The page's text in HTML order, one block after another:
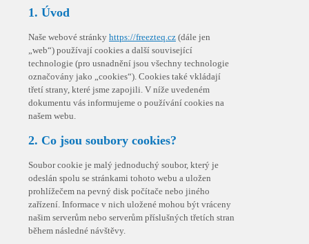
1. Úvod
Naše webové stránky https://freezteq.cz (dále jen
„web“) používají cookies a další související
technologie (pro usnadnění jsou všechny technologie
označovány jako „cookies“). Cookies také vkládají
třetí strany, které jsme zapojili. V níže uvedeném
dokumentu vás informujeme o používání cookies na
našem webu.
2. Co jsou soubory cookies?
Soubor cookie je malý jednoduchý soubor, který je
odeslán spolu se stránkami tohoto webu a uložen
prohlížečem na pevný disk počítače nebo jiného
zařízení. Informace v nich uložené mohou být vráceny
našim serverům nebo serverům příslušných třetích stran
během následné návštěvy.